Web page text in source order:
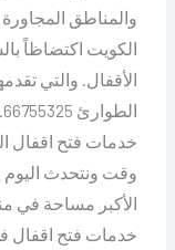
والمناطق المجاورة
الكويت اكتضاظاً
الأقفال. والتي
خدمات فتح اقفال
وقت ونتحدث
الأكبر مساحة في
خدمات فتح اقفال